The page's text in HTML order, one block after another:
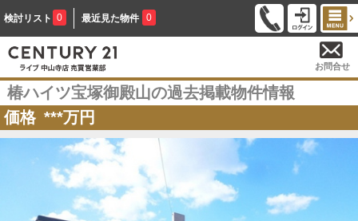
検討リスト 0 最近見た物件 0
お問合せ
椿ハイツ宝塚御殿山の過去掲載物件情報
価格 ***万円